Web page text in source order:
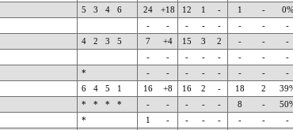
5 3 4 6 24 +18 12 1 - 1 - 0%
- - - - - - - -
4 2 3 5 7 +4 15 3 2 - - -
- - - - - - - -
* - - - - - - - -
6 4 5 1 16 +8 16 2 - 18 2
* * * * - - - - - 8 -
* 1 - - - - - - -